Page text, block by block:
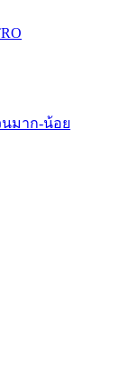
นมาก-น้อย